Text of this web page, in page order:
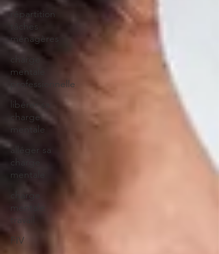
répartition
ménagères
mentale
professionnelle
libérer sa
charge
mentale
alléger sa
charge
mentale
charge
FIV